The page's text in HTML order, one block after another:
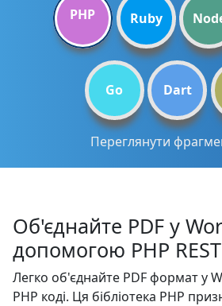
PHP Ruby
Go Dart
Переглянути
Об'єднайте PDF у
допомогою PHP
Легко об'єднайте PDF формат у
PHP коді. Ця бібліотека PHP